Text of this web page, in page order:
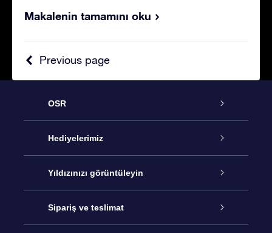
Makalenin tamamını oku
Previous page
OSR
Hizmet
İletişim
Blogu
Hediyelerimiz
Çevrimiçi Yıldız Hediyesi
OSR Hediye Paketi
Yıldızınızı görüntüleyin
Star Register
Sipariş ve teslimat